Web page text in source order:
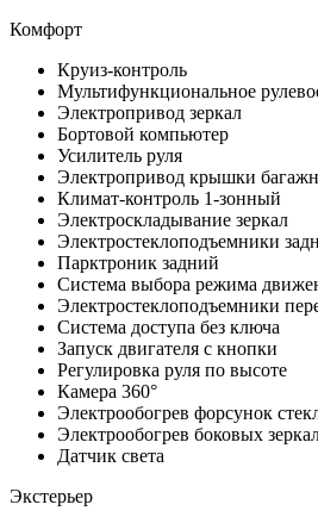
Комфорт
Круиз-контроль
Мультифункциональное
Электропривод зеркал
Бортовой компьютер
Усилитель руля
Электропривод крышки
Климат-контроль 1-зонный
Электроскладывание зеркал
Электростеклоподъемники
Парктроник задний
Система выбора режима
Электростеклоподъемники
Система доступа без ключа
Запуск двигателя с кнопки
Регулировка руля по высоте
Камера 360°
Электрообогрев форсунок
Электрообогрев боковых
Датчик света
Экстерьер